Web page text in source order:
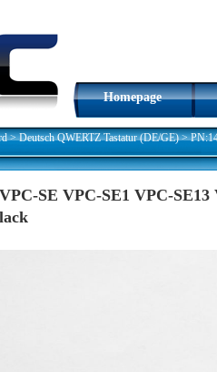
Homepage
>Deutsch QWERTZ Tastatur (DE/GE)>
SE VPC-SE1 VPC-